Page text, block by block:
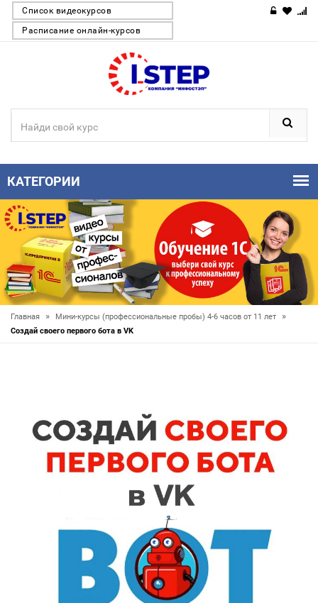
Список видеокурсов
Расписание онлайн-курсов
КАТЕГОРИИ
Главная » Мини-курсы (профессиональные пробы) 4-6 часов от 11 лет »
Создай своего первого бота в VK